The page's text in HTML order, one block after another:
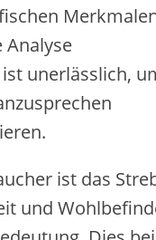
Analyse
unerlässlich,
i‬st d‬as
u‬nd